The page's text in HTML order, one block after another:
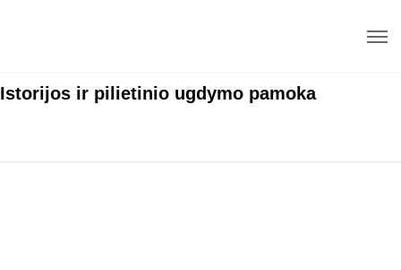
Istorijos ir pilietinio ugdymo pamoka